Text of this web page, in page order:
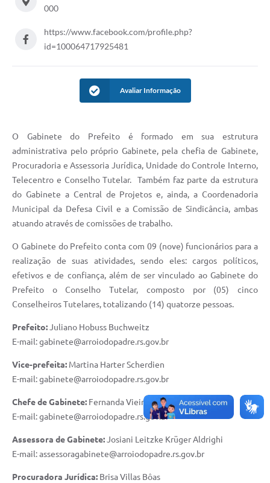
000
https://www.facebook.com/profile.php?
id=100064717925481
Avaliar Informação
O Gabinete do Prefeito é formado em sua estrutura
administrativa pelo próprio Gabinete, pela chefia de Gabinete,
Procuradoria e Assessoria Jurídica, Unidade do Controle Interno,
Telecentro e Conselho Tutelar. Também faz parte da estrutura
do Gabinete a Central de Projetos e, ainda, a Coordenadoria
Municipal da Defesa Civil e a Comissão de Sindicância, ambas
atuando através de comissões de trabalho.
O Gabinete do Prefeito conta com 09 (nove) funcionários para a
realização de suas atividades, sendo eles: cargos políticos,
efetivos e de confiança, além de ser vinculado ao Gabinete do
Prefeito o Conselho Tutelar, composto por (05) cinco
Conselheiros Tutelares, totalizando (14) quatorze pessoas.
Prefeito:Juliano Hobuss Buchweitz
E-mail: gabinete@arroiodopadre.rs.gov.br
Vice-prefeita: Martina Harter Scherdien
E-mail: gabinete@arroiodopadre.rs.gov.br
Chefe de Gabinete: Fernanda Vieira Bonow
E-mail: gabinete@arroiodopadre.rs.gov.br
Assessora de Gabinete:Josiani Leitzke Krüger Aldrighi
E-mail: assessoragabinete@arroiodopadre.rs.gov.br
Procuradora Jurídica: Brisa Villas Bôas